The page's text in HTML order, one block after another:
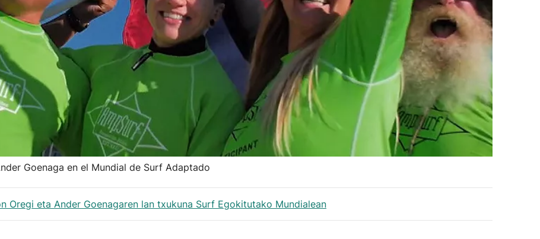
Goenaga en el Mundial de Surf Adaptado
Oregi eta Ander Goenagaren lan txukuna Surf Egokitutako Mundialean